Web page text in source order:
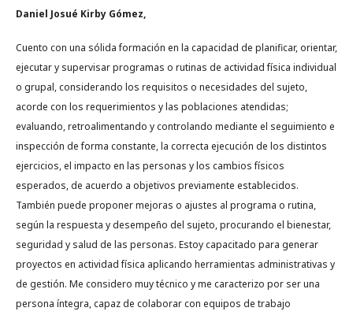
Daniel Josué Kirby Gómez,
Cuento con una sólida formación en la capacidad de planificar, orientar,
ejecutar y supervisar programas o rutinas de actividad física individual
o grupal, considerando los requisitos o necesidades del sujeto,
acorde con los requerimientos y las poblaciones atendidas;
evaluando, retroalimentando y controlando mediante el seguimiento e
inspección de forma constante, la correcta ejecución de los distintos
ejercicios, el impacto en las personas y los cambios físicos
esperados, de acuerdo a objetivos previamente establecidos.
También puede proponer mejoras o ajustes al programa o rutina,
según la respuesta y desempeño del sujeto, procurando el bienestar,
seguridad y salud de las personas. Estoy capacitado para generar
proyectos en actividad física aplicando herramientas administrativas y
de gestión. Me considero muy técnico y me caracterizo por ser una
persona íntegra, capaz de colaborar con equipos de trabajo